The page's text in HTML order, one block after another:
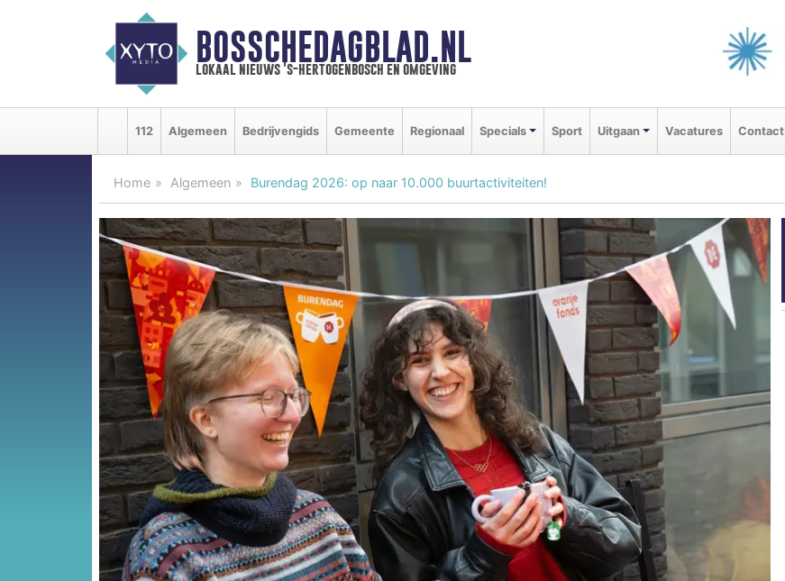
BOSSCHEDAGBLAD.NL
lokaal nieuws 's-hertogenbosch en omgeving
112 Algemeen Bedrijvengids Gemeente Regionaal Specials Sport Uitgaan Vacatures Contact
Home Algemeen Burendag 2026: op naar 10.000 buurtactiviteiten!